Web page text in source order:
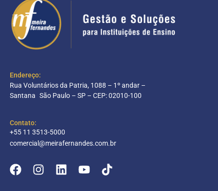
Endereço:
Rua Voluntários da Patria, 1088 – 1º andar –
Santana São Paulo – SP – CEP: 02010-100
Contato:
+55 11 3513-5000
comercial@meirafernandes.com.br